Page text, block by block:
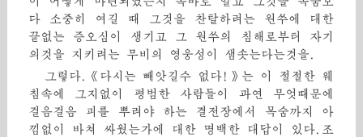
다 소중히 여길 때 그것을 찬탈하려는 원쑤에 대한
끝없는 증오심이 생기고 그 원쑤의 침해로부터 자기
의것을 지키려는 무비의 영웅성이 샘솟는다는것을.
그렇다.《다시는 빼앗길수 없다!》는 이 절절한 웨
침속에 그지없이 평범한 사람들이 과연 무엇때문에
걸음걸음 피를 뿌려야 하는 결전장에서 목숨까지 아
낌없이 바쳐 싸웠는가에 대한 명백한 대답이 있다.조